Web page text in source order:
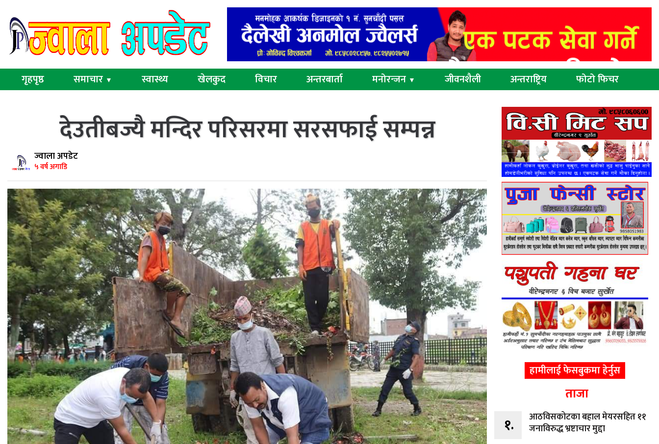
गृहपृष्ठ समाचार ▼ स्वास्थ्य खेलकुद विचार अन्तरबार्ता मनोरन्जन ▼ जीवनशैली अन्तराष्ट्रिय फोटो फिचर
देउतीबज्यै मन्दिर परिसरमा सरसफाई सम्पन्न
ज्वाला अपडेट
५ वर्ष अगाडि
हामीलाई फेसबुकमा हेर्नुस
ताजा
१.
आठविसकोटका बहाल मेयरसहित ११
जनाविरुद्ध भ्रष्टाचार मुद्दा